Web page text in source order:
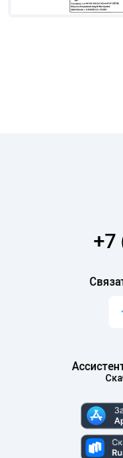
+7